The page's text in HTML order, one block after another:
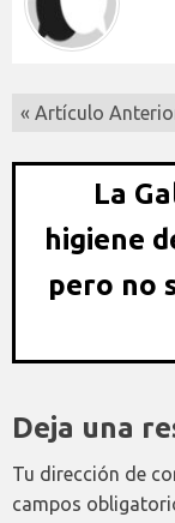
« Artículo
La
higiene
pero no
Deja una
Tu dirección de
campos